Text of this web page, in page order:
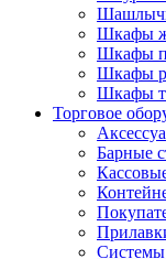
Шкафы
Шкафы
Шкафы
Шкафы
Торговое
Барные